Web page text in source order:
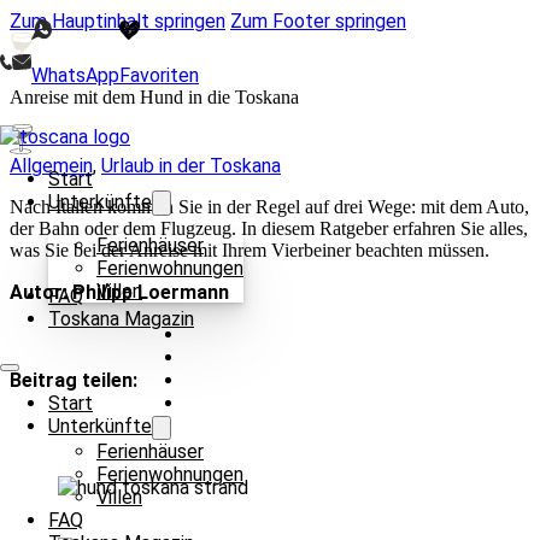
Zum Hauptinhalt springen Zum Footer springen
WhatsAppFavoriten
Start
Unterkünfte
Ferienhäuser
Ferienwohnungen
Villen
FAQ
Toskana Magazin
Start
Unterkünfte
Ferienhäuser
Ferienwohnungen
Villen
FAQ
Anreise mit dem Hund in die Toskana
Allgemein, Urlaub in der Toskana
Nach Italien kommen Sie in der Regel auf drei Wege: mit dem Auto,
der Bahn oder dem Flugzeug. In diesem Ratgeber erfahren Sie alles,
was Sie bei der Anreise mit Ihrem Vierbeiner beachten müssen.
Autor: Philipp Loermann
Beitrag teilen: